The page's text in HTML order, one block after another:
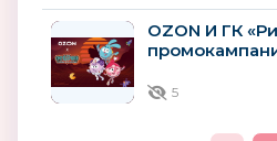
OZON И ГК
ВСЕЛЕННЫЕ”
5